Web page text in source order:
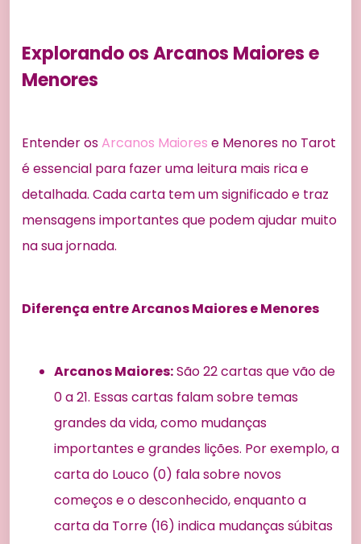
Explorando os Arcanos Maiores e
Menores
Entender osArcanos Maiores e Menores no Tarot
é essencial para fazer uma leitura mais rica e
detalhada. Cada carta tem um significado e traz
mensagens importantes que podem ajudar muito
na sua jornada.
Diferença entre Arcanos Maiores e Menores
Arcanos Maiores:São 22 cartas que vão de
0 a 21. Essas cartas falam sobre temas
grandes da vida, como mudanças
importantes e grandes lições. Por exemplo, a
carta do Louco (0) fala sobre novos
começos e o desconhecido, enquanto a
carta da Torre (16) indica mudanças súbitas